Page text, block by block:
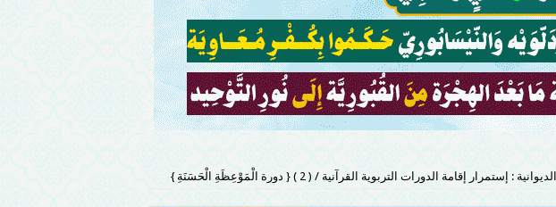
الديوانية : إستمرار إقامة الدورات التربوية القرآنية / ( 2 ) { دورة الْمَوْعِظَةِ الْحَسَنَةِ }